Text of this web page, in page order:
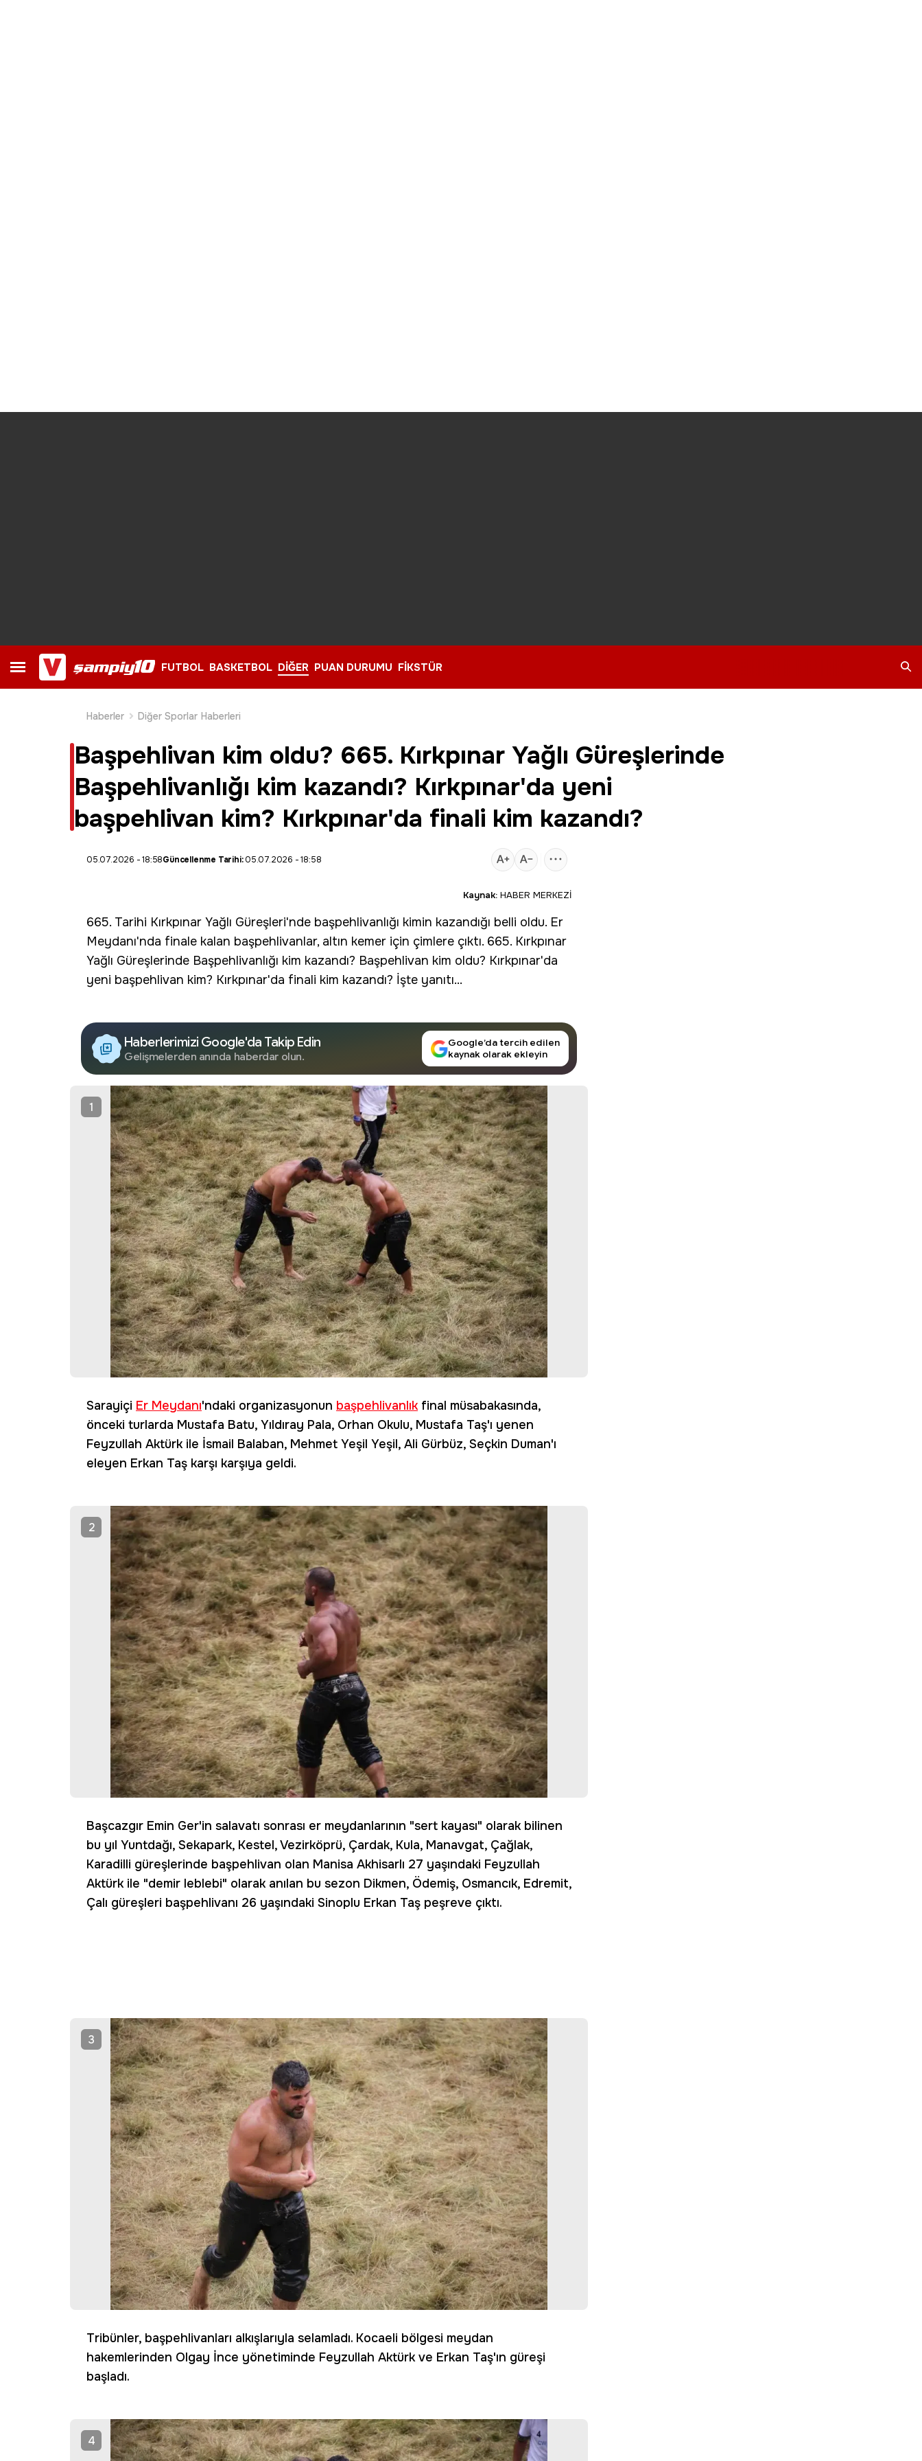
FUTBOL BASKETBOL DİĞER PUAN DURUMU FİKSTÜR
Haberler
Diğer Sporlar Haberleri
Başpehlivan kim oldu? 665. Kırkpınar Yağlı Güreşlerinde
Başpehlivanlığı kim kazandı? Kırkpınar'da yeni
başpehlivan kim? Kırkpınar'da finali kim kazandı?
05.07.2026 - 18:58Güncellenme Tarihi:05.07.2026 - 18:58
Kaynak: HABER MERKEZİ
665. Tarihi Kırkpınar Yağlı Güreşleri'nde başpehlivanlığı kimin kazandığı belli oldu. Er
Meydanı'nda finale kalan başpehlivanlar, altın kemer için çimlere çıktı. 665. Kırkpınar
Yağlı Güreşlerinde Başpehlivanlığı kim kazandı? Başpehlivan kim oldu? Kırkpınar'da
yeni başpehlivan kim? Kırkpınar'da finali kim kazandı? İşte yanıtı...
Haberlerimizi Google'da Takip Edin
Gelişmelerden anında haberdar olun.
Google’da tercih edilen
kaynak olarak ekleyin
1
Sarayiçi Er Meydanı'ndaki organizasyonun başpehlivanlıkfinal müsabakasında,
önceki turlarda Mustafa Batu, Yıldıray Pala, Orhan Okulu, Mustafa Taş'ı yenen
Feyzullah Aktürk ile İsmail Balaban, Mehmet Yeşil Yeşil, Ali Gürbüz, Seçkin Duman'ı
eleyen Erkan Taş karşı karşıya geldi.
2
Başcazgır Emin Ger'in salavatı sonrası er meydanlarının "sert kayası" olarak bilinen
bu yıl Yuntdağı, Sekapark, Kestel, Vezirköprü, Çardak, Kula, Manavgat, Çağlak,
Karadilli güreşlerinde başpehlivan olan Manisa Akhisarlı 27 yaşındaki Feyzullah
Aktürk ile "demir leblebi" olarak anılan bu sezon Dikmen, Ödemiş, Osmancık, Edremit,
Çalı güreşleri başpehlivanı 26 yaşındaki Sinoplu Erkan Taş peşreve çıktı.
3
Tribünler, başpehlivanları alkışlarıyla selamladı. Kocaeli bölgesi meydan
hakemlerinden Olgay İnce yönetiminde Feyzullah Aktürk ve Erkan Taş'ın güreşi
başladı.
4